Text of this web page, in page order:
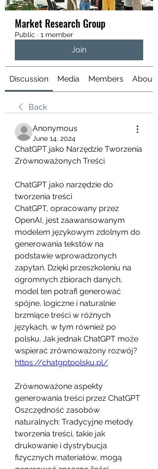
Market Research Group
Public · 1 member
Join
Discussion Media Members About
Back
Anonymous
June 14, 2024
ChatGPT jako Narzędzie Tworzenia
Zrównoważonych Treści
ChatGPT jako narzędzie do
tworzenia treści
ChatGPT, opracowany przez
OpenAI, jest zaawansowanym
modelem językowym zdolnym do
generowania tekstów na
podstawie wprowadzonych
zapytań. Dzięki przeszkoleniu na
ogromnych zbiorach danych,
model ten potrafi generować
spójne, logiczne i naturalnie
brzmiące treści w różnych
językach, w tym również po
polsku. Jak jednak ChatGPT może
https://chatgptpolsku.pl/
Zrównoważone aspekty
generowania treści przez ChatGPT
Oszczędność zasobów
naturalnych: Tradycyjne metody
tworzenia treści, takie jak
drukowanie i dystrybucja
fizycznych materiałów, mogą